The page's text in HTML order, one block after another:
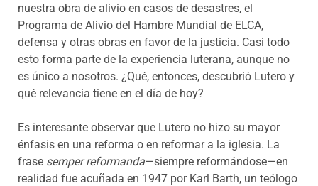
nuestra obra de alivio en casos de desastres, el
Programa de Alivio del Hambre Mundial de ELCA,
defensa y otras obras en favor de la justicia. Casi todo
esto forma parte de la experiencia luterana, aunque no
es único a nosotros. ¿Qué, entonces, descubrió Lutero y
qué relevancia tiene en el día de hoy?
Es interesante observar que Lutero no hizo su mayor
énfasis en una reforma o en reformar a la iglesia. La
frase semper reformanda—siempre reformándose—en
realidad fue acuñada en 1947 por Karl Barth, un teólogo